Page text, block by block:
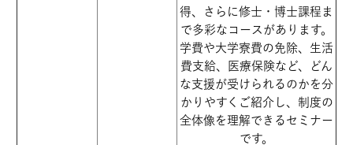
得、さらに修士・博士課程ま
で多彩なコースがあります。
学費や大学寮費の免除、生活
費支給、医療保険など、どん
な支援が受けられるのかを分
かりやすくご紹介し、制度の
全体像を理解できるセミナー
です。